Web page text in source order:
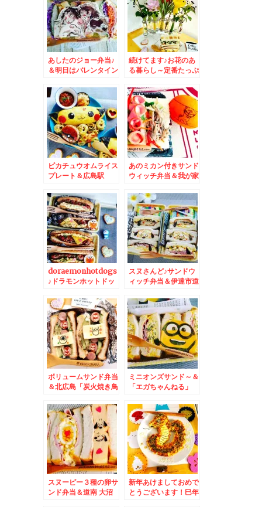
も買えますよ～
あしたのジョー弁当♪
＆明日はバレンタイン
続けてます♪お花のあ
る暮らし～定番たっぷ
りとハムのサンド♪
ピカチュウオムライス
プレート＆広島駅
しekie店」さんの
「卵汁」「おむすびセ
ット」イートインで食
べるの絶対おすす
め！！
あのミカン付きサンド
ウィッチ弁当＆我が家
doraemonhotdogs
♪ドラモンホットドッ
すすめのイカメンチと
パンカマはこちら「大
八栗原蒲鉾店」さん
♪「いかつまみ」「生
揚げ」も絶対買い～(*
´艸`*)
スヌさんど♪サンドウ
ィッチ弁当＆伊達市道
「焼きたてパン工房コ
スモス」さんの「焼き
菓子」と「パン」が美
味しくてお得お値段で
Σ(ﾟДﾟ)
ボリュームサンド弁当
＆北広島「炭火焼き鳥
は大きくてジューシー
でプリ旨っ(*´艸`*)
ミニオンズサンド～＆
「エガちゃんねる」
プス」「黒胡椒風味ポ
テトチップス」うまし
ら～(*´艸`*)
スヌーピー３種の卵サ
ンド弁当＆道南 大沼
新年あけましておめで
とうございます！巳年